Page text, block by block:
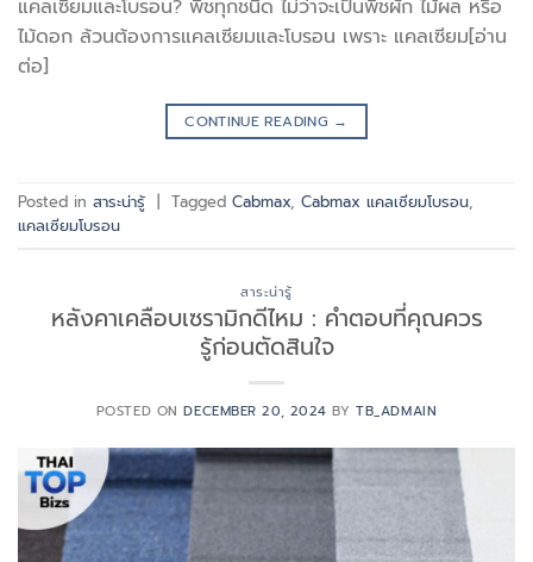
แคลเซียมและโบรอน? พืชทุกชนิด ไม่ว่าจะเป็นพืชผัก ไม้ผล หรือ
ไม้ดอก ล้วนต้องการแคลเซียมและโบรอน เพราะ แคลเซียม[อ่าน
ต่อ]
CONTINUE READING →
Posted in สาระน่ารู้ | Tagged Cabmax, Cabmax แคลเซียมโบรอน,
แคลเซียมโบรอน
สาระน่ารู้
หลังคาเคลือบเซรามิกดีไหม : คำตอบที่คุณควร
รู้ก่อนตัดสินใจ
POSTED ONDECEMBER 20, 2024 BYTB_ADMAIN